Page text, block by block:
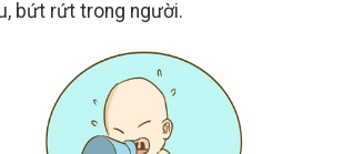
bứt rứt trong người.